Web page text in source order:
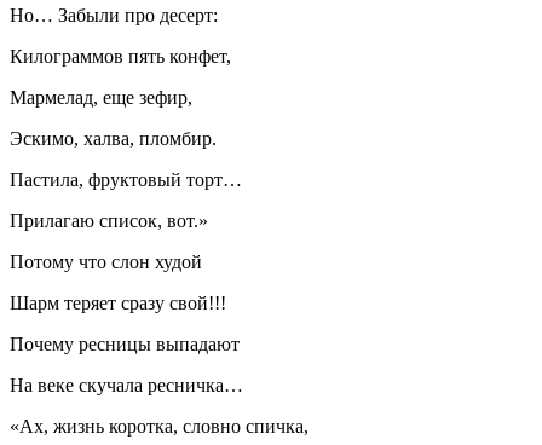
Но… Забыли про десерт:
Килограммов пять конфет,
Мармелад, еще зефир,
Эскимо, халва, пломбир.
Пастила, фруктовый торт…
Прилагаю список, вот.»
Потому что слон худой
Шарм теряет сразу свой!!!
Почему ресницы выпадают
На веке скучала ресничка…
«Ах, жизнь коротка, словно спичка,